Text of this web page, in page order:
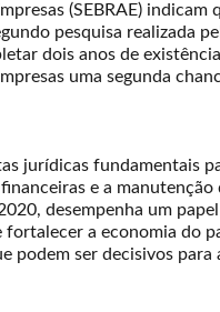
(SEBRAE)
pesquisa realizada
dois anos de
uma segunda
jurídicas fundamentais
e a
desempenha um
a economia do
podem ser decisivos